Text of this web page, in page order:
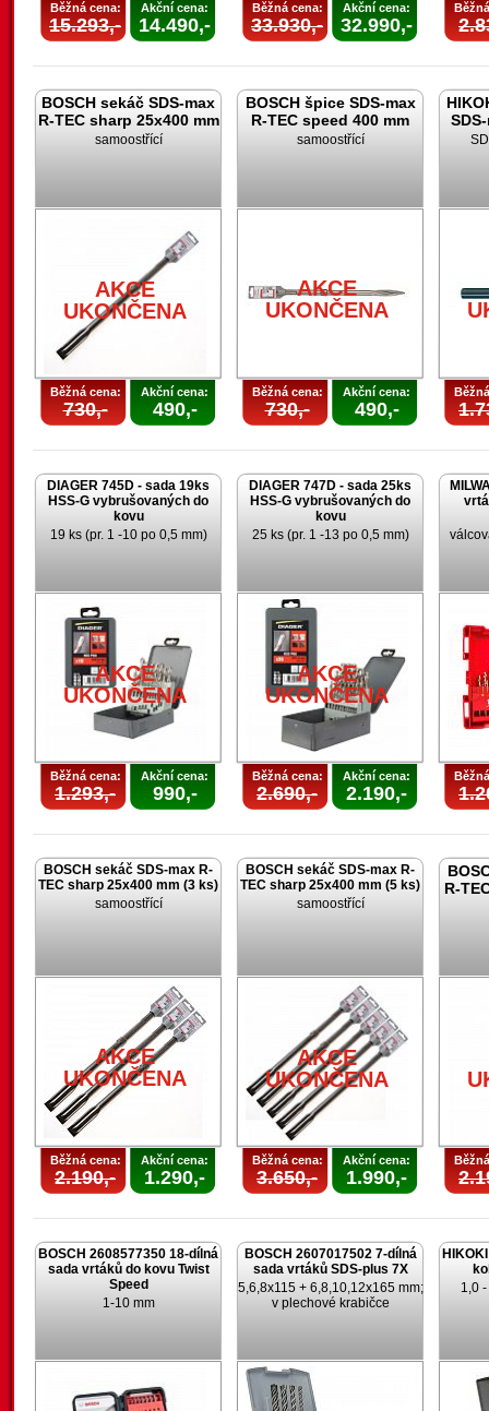
Běžná cena:
15.293,-
Akční cena:
14.490,-
Běžná cena:
33.930,-
Akční cena:
32.990,-
BOSCH sekáč SDS-max
R-TEC sharp 25x400 mm
samoostřící
AKCE
UKONČENA
Běžná cena:
730,-
Akční cena:
490,-
BOSCH špice SDS-max
R-TEC speed 400 mm
samoostřící
AKCE
UKONČENA
Běžná cena:
730,-
Akční cena:
490,-
DIAGER 745D - sada 19ks
HSS-G vybrušovaných do
kovu
19 ks (pr. 1 -10 po 0,5 mm)
AKCE
UKONČENA
Běžná cena:
1.293,-
Akční cena:
990,-
DIAGER 747D - sada 25ks
HSS-G vybrušovaných do
kovu
25 ks (pr. 1 -13 po 0,5 mm)
AKCE
UKONČENA
Běžná cena:
2.690,-
Akční cena:
2.190,-
BOSCH sekáč SDS-max R-
TEC sharp 25x400 mm (3 ks)
samoostřící
AKCE
UKONČENA
Běžná cena:
2.190,-
Akční cena:
1.290,-
BOSCH sekáč SDS-max R-
TEC sharp 25x400 mm (5 ks)
samoostřící
AKCE
UKONČENA
Běžná cena:
3.650,-
Akční cena:
1.990,-
R-
BOSCH 2608577350 18-dílná
sada vrtáků do kovu Twist
Speed
1-10 mm
BOSCH 2607017502 7-dílná
sada vrtáků SDS-plus 7X
5,6,8x115 + 6,8,10,12x165 mm;
v plechové krabičce
1,0